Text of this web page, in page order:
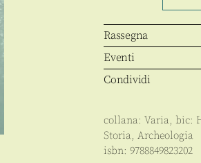
Rassegna
Eventi
Condividi
collana: Varia, bic:
Storia, Archeologia
isbn: 9788849823202